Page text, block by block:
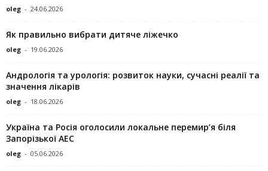
oleg - 24.06.2026
Як правильно вибрати дитяче ліжечко
oleg - 19.06.2026
Андрологія та урологія: розвиток науки, сучасні реалії та
значення лікарів
oleg - 18.06.2026
Україна та Росія оголосили локальне перемир’я біля
Запорізької АЕС
oleg - 05.06.2026